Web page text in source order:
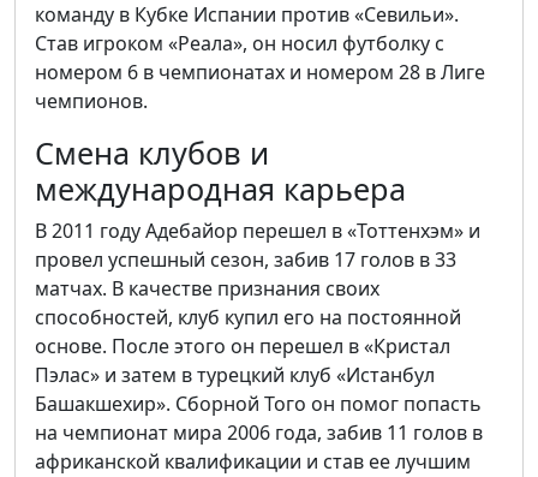
команду в Кубке Испании против «Севильи».
Став игроком «Реала», он носил футболку с
номером 6 в чемпионатах и номером 28 в Лиге
чемпионов.
Смена клубов и
международная карьера
В 2011 году Адебайор перешел в «Тоттенхэм» и
провел успешный сезон, забив 17 голов в 33
матчах. В качестве признания своих
способностей, клуб купил его на постоянной
основе. После этого он перешел в «Кристал
Пэлас» и затем в турецкий клуб «Истанбул
Башакшехир». Сборной Того он помог попасть
на чемпионат мира 2006 года, забив 11 голов в
африканской квалификации и став ее лучшим